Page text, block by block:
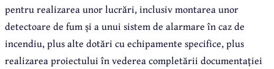
pentru realizarea unor lucrări, inclusiv montarea unor
detectoare de fum și a unui sistem de alarmare în caz de
incendiu, plus alte dotări cu echipamente specifice, plus
realizarea proiectului în vederea completării documentației